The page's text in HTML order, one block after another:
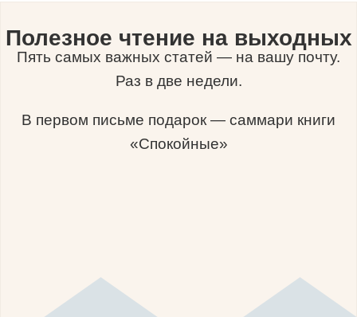
Полезное чтение на выходных
Пять самых важных статей — на вашу почту.
Раз в две недели.
В первом письме подарок — саммари книги
«Спокойные»